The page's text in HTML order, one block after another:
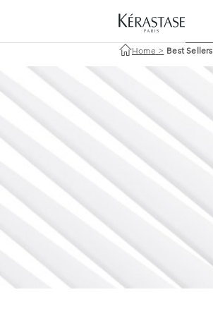
Home > Best Sellers